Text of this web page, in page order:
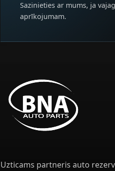
Sazinieties ar mums, ja
aprīkojumam.
Uzticams partneris auto